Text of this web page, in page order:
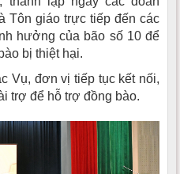
Tôn giáo trực tiếp đến các
hưởng của bão số 10 để
bị thiệt hại.
Vụ, đơn vị tiếp tục kết nối,
trợ để hỗ trợ đồng bào.